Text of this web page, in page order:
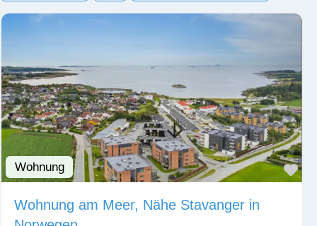
Wohnung
Wohnung am Meer, Nähe Stavanger in